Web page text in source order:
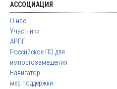
АССОЦИАЦИЯ
О нас
Участники
АРПП
Российское ПО для
импортозамещения
Навигатор
мер поддержки